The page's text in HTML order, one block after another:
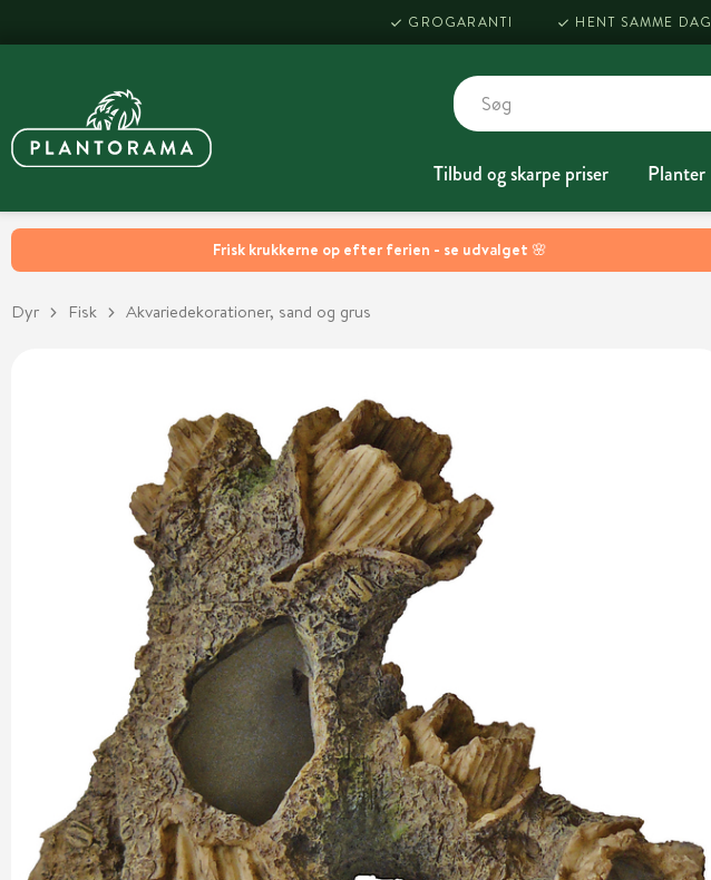
Frisk krukkerne op efter ferien - se udvalget 🌸
GROGARANTI HENT SAMME DAG
Tilbud og skarpe priser Planter
Dyr Fisk Akvariedekorationer, sand og grus